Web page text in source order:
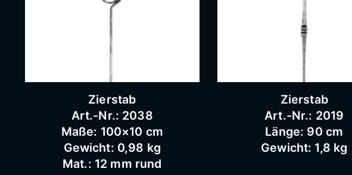
Zierstab
Art.-Nr.: 2038
Maße: 100×10 cm
Gewicht: 0,98 kg
Mat.: 12 mm rund
Zierstab
Art.-Nr.: 2019
Länge: 90 cm
Gewicht: 1,8 kg